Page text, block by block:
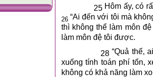
25 Hôm ấy, có
26 “Ai đến với tôi mà
thì không thể làm môn
làm môn đệ tôi được.
28 “Quả thế,
xuống tính toán phí tổn,
không có khả năng làm